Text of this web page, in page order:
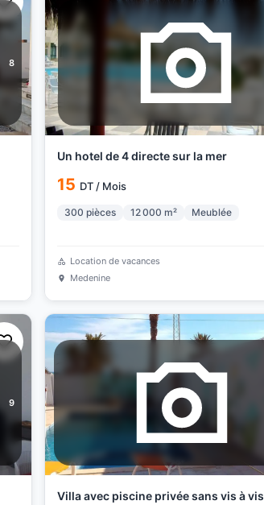
8
Un hotel de 4 directe sur la mer
15 DT / Mois
300 pièces 12 000 m² Meublée
Location de vacances
Medenine
9
Villa avec piscine privée sans vis à vis